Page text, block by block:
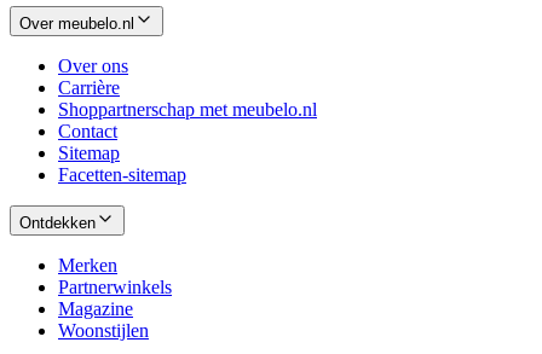
Over meubelo.nl
Over ons
Carrière
Shoppartnerschap met meubelo.nl
Contact
Sitemap
Facetten-sitemap
Ontdekken
Merken
Partnerwinkels
Magazine
Woonstijlen